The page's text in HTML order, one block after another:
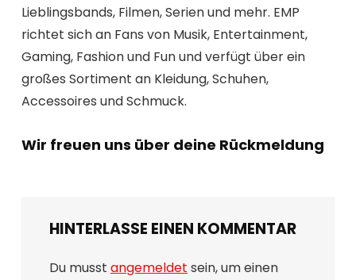
Lieblingsbands, Filmen, Serien und mehr. EMP
richtet sich an Fans von Musik, Entertainment,
Gaming, Fashion und Fun und verfügt über ein
großes Sortiment an Kleidung, Schuhen,
Accessoires und Schmuck.
Wir freuen uns über deine Rückmeldung
HINTERLASSE EINEN KOMMENTAR
Du musst angemeldet sein, um einen